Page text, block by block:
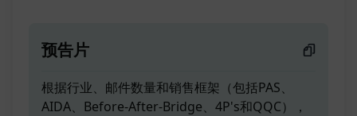
预告片
根据行业、邮件数量和销售框架（包括PAS、
AIDA、Before-After-Bridge、4P's和QQC），